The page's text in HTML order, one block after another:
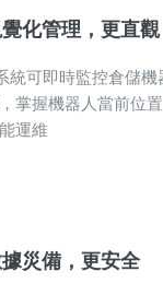
化管理，更直觀
統可即時監控倉儲機
掌握機器人當前位
運維
災備，更安全